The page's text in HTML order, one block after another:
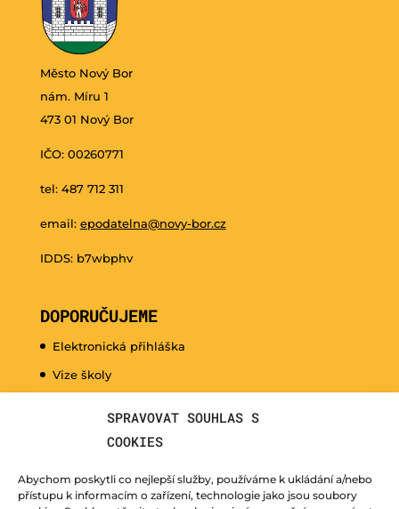
SPRAVOVAT SOUHLAS S
COOKIES
Abychom poskytli co nejlepší služby, používáme k ukládání a/nebo
přístupu k informacím o zařízení, technologie jako jsou soubory
Město Nový Bor
nám. Míru 1
473 01 Nový Bor
IČO: 00260771
tel: 487 712 311
email: epodatelna@novy-bor.cz
IDDS: b7wbphv
DOPORUČUJEME
Elektronická přihláška
Vize školy
Kurzy pro veřejnost